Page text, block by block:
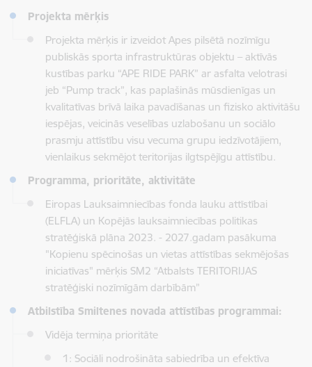
Projekta mērķis
Projekta mērķis ir izveidot Apes pilsētā nozīmīgu
publiskās sporta infrastruktūras objektu – aktīvās
kustības parku “APE RIDE PARK” ar asfalta velotrasi
jeb “Pump track”, kas paplašinās mūsdienīgas un
kvalitatīvas brīvā laika pavadīšanas un fizisko aktivitāšu
iespējas, veicinās veselības uzlabošanu un sociālo
prasmju attīstību visu vecuma grupu iedzīvotājiem,
vienlaikus sekmējot teritorijas ilgtspējīgu attīstību.
Programma, prioritāte, aktivitāte
Eiropas Lauksaimniecības fonda lauku attīstībai
(ELFLA) un Kopējās lauksaimniecības politikas
stratēģiskā plāna 2023. - 2027.gadam pasākuma
"Kopienu spēcinošas un vietas attīstības sekmējošas
iniciatīvas" mērķis SM2 “Atbalsts TERITORIJAS
stratēģiski nozīmīgām darbībām”
Atbilstība Smiltenes novada attīstības programmai:
Vidēja termiņa prioritāte
1: Sociāli nodrošināta sabiedrība un efektīva